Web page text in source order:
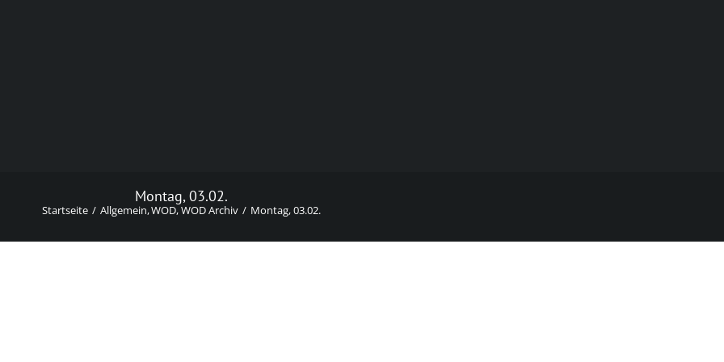
Montag, 03.02.
Startseite Allgemein WOD WOD Archiv Montag, 03.02.